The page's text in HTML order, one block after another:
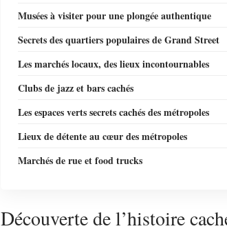
Musées à visiter pour une plongée authentique
Secrets des quartiers populaires de Grand Street
Les marchés locaux, des lieux incontournables
Clubs de jazz et bars cachés
Les espaces verts secrets cachés des métropoles
Lieux de détente au cœur des métropoles
Marchés de rue et food trucks
Découverte de l’histoire